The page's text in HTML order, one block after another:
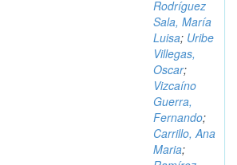
Rodríguez
Sala, María
Luisa; Uribe
Villegas,
Oscar;
Vizcaíno
Guerra,
Fernando;
Carrillo, Ana
Maria;